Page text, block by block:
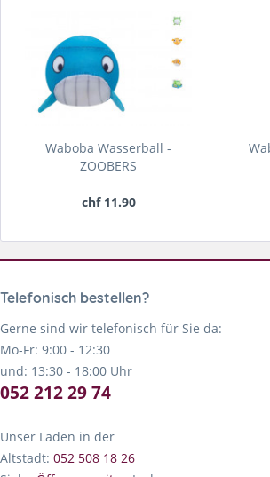
Waboba Wasserball -
ZOOBERS
chf 11.90
Telefonisch bestellen?
Gerne sind wir telefonisch für Sie da:
Mo-Fr: 9:00 - 12:30
und: 13:30 - 18:00 Uhr
052 212 29 74
Unser Laden in der
Altstadt: 052 508 18 26